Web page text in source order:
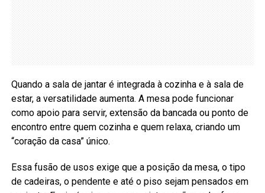
Quando a sala de jantar é integrada à cozinha e à sala de
estar, a versatilidade aumenta. A mesa pode funcionar
como apoio para servir, extensão da bancada ou ponto de
encontro entre quem cozinha e quem relaxa, criando um
“coração da casa” único.
Essa fusão de usos exige que a posição da mesa, o tipo
de cadeiras, o pendente e até o piso sejam pensados em